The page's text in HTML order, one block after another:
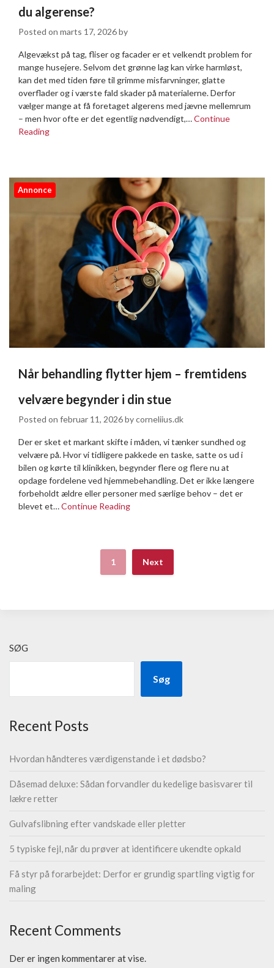
du algerense?
Posted on marts 17, 2026by
Algevækst på tag, fliser og facader er et velkendt problem for
mange husejere. Selvom det grønne lag kan virke harmløst,
kan det med tiden føre til grimme misfarvninger, glatte
overflader og i værste fald skader på materialerne. Derfor
vælger mange at få foretaget algerens med jævne mellemrum
– men hvor ofte er det egentlig nødvendigt,…Continue
Reading
Annonce
Når behandling flytter hjem – fremtidens
velvære begynder i din stue
Posted on februar 11, 2026bycorneliius.dk
Der er sket et markant skifte i måden, vi tænker sundhed og
velvære på. Hvor vi tidligere pakkede en taske, satte os ud i
bilen og kørte til klinikken, begynder flere og flere nu at
opdage fordelene ved hjemmebehandling. Det er ikke længere
forbeholdt ældre eller personer med særlige behov – det er
blevet et…Continue Reading
1 Next
SØG
Søg
Recent Posts
Hvordan håndteres værdigenstande i et dødsbo?
Dåsemad deluxe: Sådan forvandler du kedelige basisvarer til
lækre retter
Gulvafslibning efter vandskade eller pletter
5 typiske fejl, når du prøver at identificere ukendte opkald
Få styr på forarbejdet: Derfor er grundig spartling vigtig for
maling
Recent Comments
Der er ingen kommentarer at vise.